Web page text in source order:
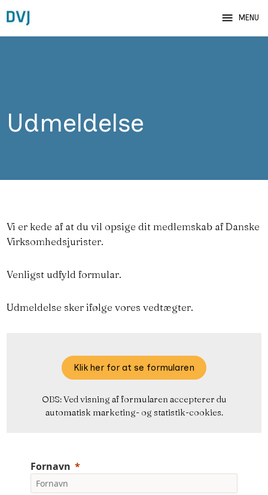
menu MENU
Udmeldelse
Vi er kede af at du vil opsige dit medlemskab af Danske
Virksomhedsjurister.
Venligst udfyld formular.
Udmeldelse sker ifølge vores vedtægter.
Klik her for at se formularen
OBS: Ved visning af formularen accepterer du
automatisk marketing- og statistik-cookies.
Fornavn